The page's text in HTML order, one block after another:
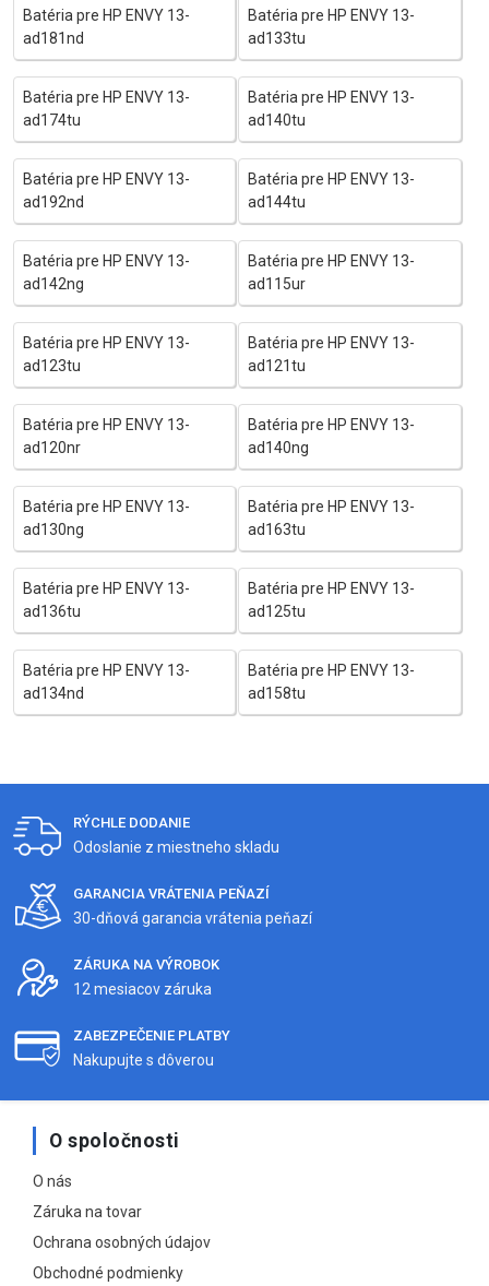
Batéria pre HP ENVY 13-
ad181nd
Batéria pre HP ENVY 13-
ad133tu
Batéria pre HP ENVY 13-
ad174tu
Batéria pre HP ENVY 13-
ad140tu
Batéria pre HP ENVY 13-
ad192nd
Batéria pre HP ENVY 13-
ad144tu
Batéria pre HP ENVY 13-
ad142ng
Batéria pre HP ENVY 13-
ad115ur
Batéria pre HP ENVY 13-
ad123tu
Batéria pre HP ENVY 13-
ad121tu
Batéria pre HP ENVY 13-
ad120nr
Batéria pre HP ENVY 13-
ad140ng
Batéria pre HP ENVY 13-
ad130ng
Batéria pre HP ENVY 13-
ad163tu
Batéria pre HP ENVY 13-
ad136tu
Batéria pre HP ENVY 13-
ad125tu
Batéria pre HP ENVY 13-
ad134nd
Batéria pre HP ENVY 13-
ad158tu
RÝCHLE DODANIE
Odoslanie z miestneho skladu
GARANCIA VRÁTENIA PEŇAZÍ
30-dňová garancia vrátenia peňazí
ZÁRUKA NA VÝROBOK
12 mesiacov záruka
ZABEZPEČENIE PLATBY
Nakupujte s dôverou
O spoločnosti
O nás
Záruka na tovar
Ochrana osobných údajov
Obchodné podmienky